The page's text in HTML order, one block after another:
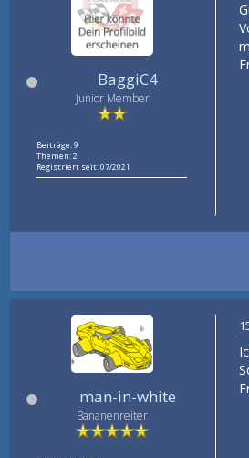
BaggiC4
Junior Member
Beiträge: 9
Themen: 2
Registriert seit: 07/2021
man-in-white
Bananenreiter